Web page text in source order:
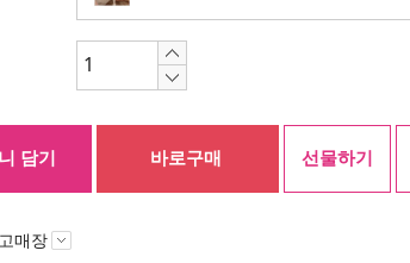
담기 바로구매 선물하기
매장